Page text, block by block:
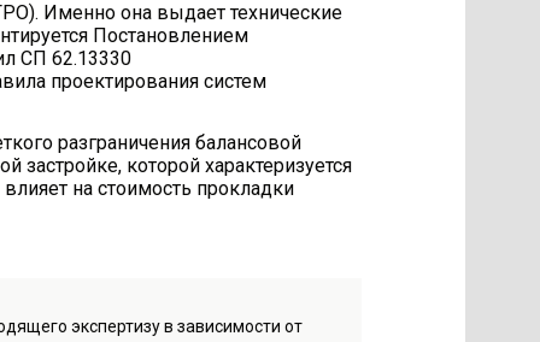
Именно она выдает технические
Постановлением
СП 62.13330
проектирования систем
разграничения балансовой
застройке, которой характеризуется
на стоимость прокладки
экспертизу в зависимости от